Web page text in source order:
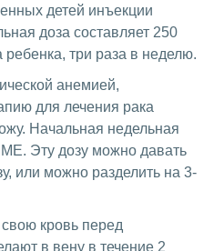
детей инъекции
доза составляет 250
три раза в неделю.
анемией,
для лечения рака
Начальная недельная
МЕ. Эту дозу можно давать
или можно разделить на 3-
кровь перед
в вену в течение 2